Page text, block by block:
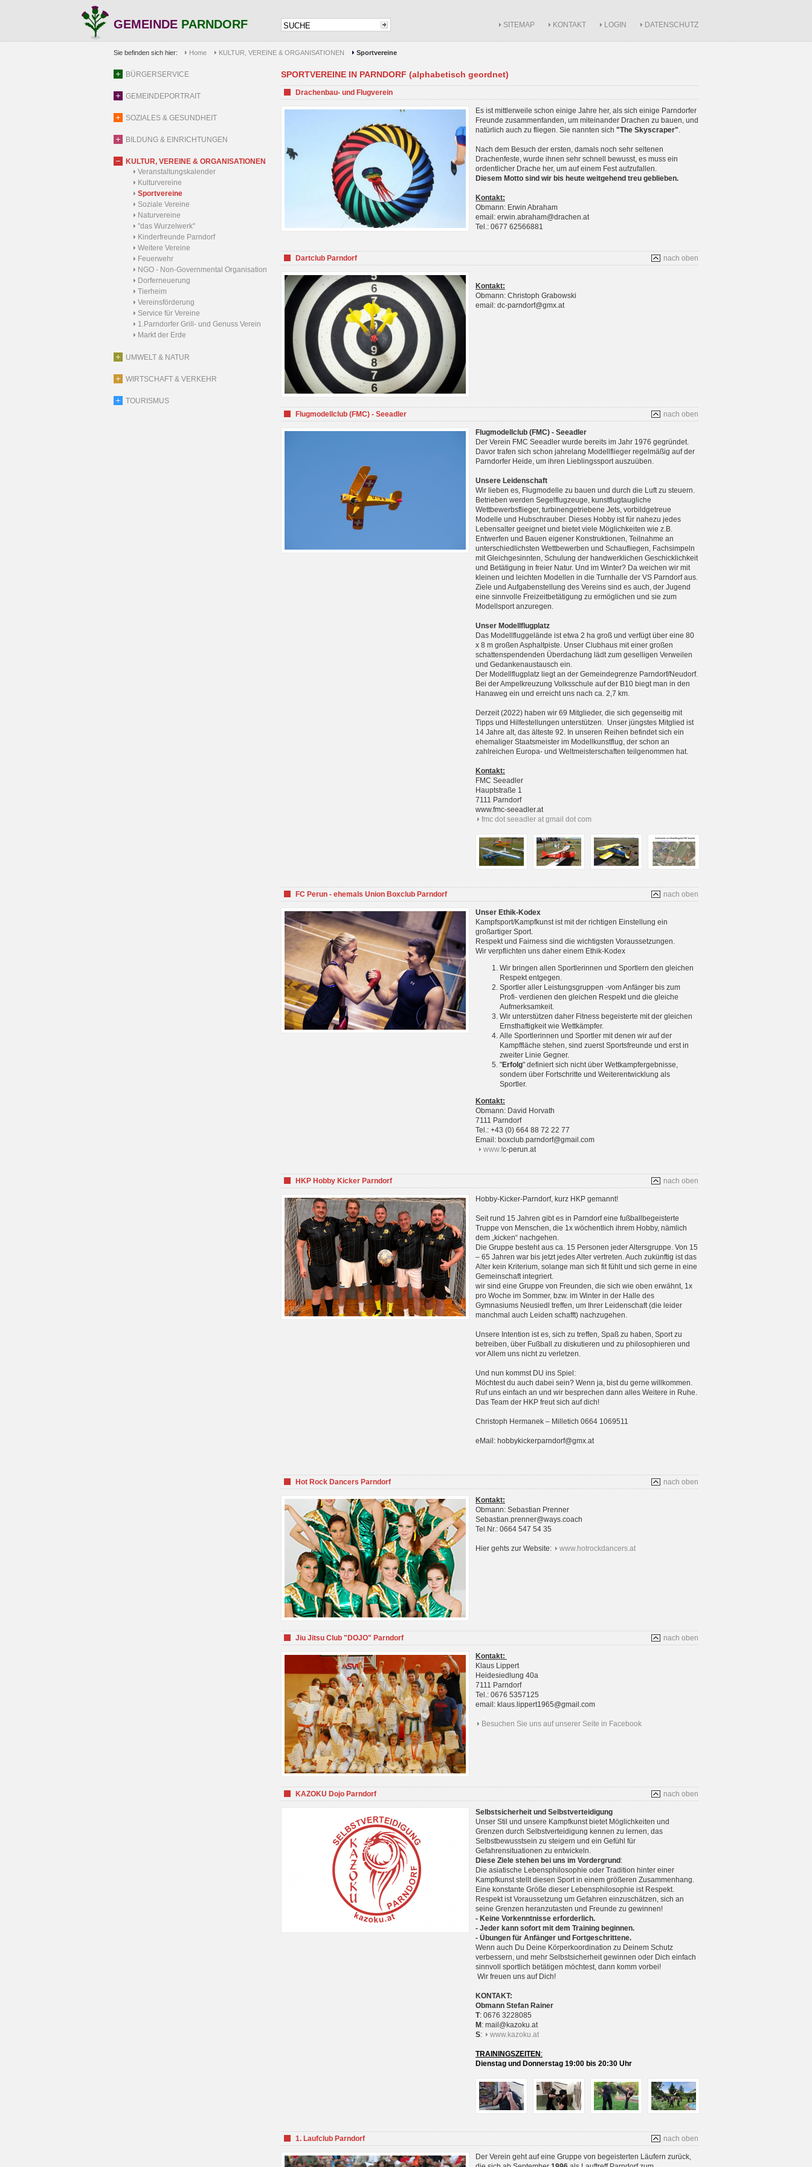
GEMEINDE PARNDORF SITEMAP KONTAKT LOGIN DATENSCHUTZ
Sie befinden sich hier: Home KULTUR, VEREINE & ORGANISATIONEN Sportvereine
BÜRGERSERVICE
GEMEINDEPORTRAIT
SOZIALES & GESUNDHEIT
BILDUNG & EINRICHTUNGEN
KULTUR, VEREINE & ORGANISATIONEN
Veranstaltungskalender
Kulturvereine
Sportvereine
Soziale Vereine
Naturvereine
"das Wurzelwerk"
Kinderfreunde Parndorf
Weitere Vereine
Feuerwehr
NGO - Non-Governmental Organisation
Dorferneuerung
Tierheim
Vereinsförderung
Service für Vereine
1.Parndorfer Grill- und Genuss Verein
Markt der Erde
UMWELT & NATUR
WIRTSCHAFT & VERKEHR
TOURISMUS
SPORTVEREINE IN PARNDORF (alphabetisch geordnet)
Drachenbau- und Flugverein
Es ist mittlerweile schon einige Jahre her, als sich einige Parndorfer
Freunde zusammenfanden, um miteinander Drachen zu bauen, und
natürlich auch zu fliegen. Sie nannten sich "The Skyscraper".
Nach dem Besuch der ersten, damals noch sehr seltenen
Drachenfeste, wurde ihnen sehr schnell bewusst, es muss ein
ordentlicher Drache her, um auf einem Fest aufzufallen.
Diesem Motto sind wir bis heute weitgehend treu geblieben.
Kontakt:
Obmann: Erwin Abraham
email: erwin.abraham@drachen.at
Tel.: 0677 62566881
nach oben
Dartclub Parndorf
Kontakt:
Obmann: Christoph Grabowski
email: dc-parndorf@gmx.at
nach oben
Flugmodellclub (FMC) - Seeadler
Flugmodellclub (FMC) - Seeadler
Der Verein FMC Seeadler wurde bereits im Jahr 1976 gegründet.
Davor trafen sich schon jahrelang Modellflieger regelmäßig auf der
Parndorfer Heide, um ihren Lieblingssport auszuüben.
Unsere Leidenschaft
Wir lieben es, Flugmodelle zu bauen und durch die Luft zu steuern.
Betrieben werden Segelflugzeuge, kunstflugtaugliche
Wettbewerbsflieger, turbinengetriebene Jets, vorbildgetreue
Modelle und Hubschrauber. Dieses Hobby ist für nahezu jedes
Lebensalter geeignet und bietet viele Möglichkeiten wie z.B.
Entwerfen und Bauen eigener Konstruktionen, Teilnahme an
unterschiedlichsten Wettbewerben und Schaufliegen, Fachsimpeln
mit Gleichgesinnten, Schulung der handwerklichen Geschicklichkeit
und Betätigung in freier Natur. Und im Winter? Da weichen wir mit
kleinen und leichten Modellen in die Turnhalle der VS Parndorf aus.
Ziele und Aufgabenstellung des Vereins sind es auch, der Jugend
eine sinnvolle Freizeitbetätigung zu ermöglichen und sie zum
Modellsport anzuregen.
Unser Modellflugplatz
Das Modellfluggelände ist etwa 2 ha groß und verfügt über eine 80
x 8 m großen Asphaltpiste. Unser Clubhaus mit einer großen
schattenspendenden Überdachung lädt zum geselligen Verweilen
und Gedankenaustausch ein.
Der Modellflugplatz liegt an der Gemeindegrenze Parndorf/Neudorf.
Bei der Ampelkreuzung Volksschule auf der B10 biegt man in den
Hanaweg ein und erreicht uns nach ca. 2,7 km.
Derzeit (2022) haben wir 69 Mitglieder, die sich gegenseitig mit
Tipps und Hilfestellungen unterstützen. Unser jüngstes Mitglied ist
14 Jahre alt, das älteste 92. In unseren Reihen befindet sich ein
ehemaliger Staatsmeister im Modellkunstflug, der schon an
zahlreichen Europa- und Weltmeister­schaften teilgenommen hat.
Kontakt:
FMC Seeadler
Hauptstraße 1
7111 Parndorf
www.fmc-seeadler.at
fmc dot seeadler at gmail dot com
nach oben
FC Perun - ehemals Union Boxclub Parndorf
Unser Ethik-Kodex
Kampfsport/Kampfkunst ist mit der richtigen Einstellung ein
großartiger Sport.
Respekt und Fairness sind die wichtigsten Voraussetzungen.
Wir verpflichten uns daher einem Ethik-Kodex
Wir bringen allen Sportlerinnen und Sportlern den gleichen
Respekt entgegen.
Sportler aller Leistungsgruppen -vom Anfänger bis zum
Profi- verdienen den gleichen Respekt und die gleiche
Aufmerksamkeit.
Wir unterstützen daher Fitness begeisterte mit der gleichen
Ernsthaftigkeit wie Wettkämpfer.
Alle Sportlerinnen und Sportler mit denen wir auf der
Kampffläche stehen, sind zuerst Sportsfreunde und erst in
zweiter Linie Gegner.
"Erfolg" definiert sich nicht über Wettkampfergebnisse,
sondern über Fortschritte und Weiterentwicklung als
Sportler.
Kontakt:
Obmann: David Horvath
7111 Parndorf
Tel.: +43 (0) 664 88 72 22 77
Email: boxclub.parndorf@gmail.com
www.fc-perun.at
nach oben
HKP Hobby Kicker Parndorf
Hobby-Kicker-Parndorf, kurz HKP gemannt!
Seit rund 15 Jahren gibt es in Parndorf eine fußballbegeisterte
Truppe von Menschen, die 1x wöchentlich ihrem Hobby, nämlich
dem „kicken“ nachgehen.
Die Gruppe besteht aus ca. 15 Personen jeder Altersgruppe. Von 15
– 65 Jahren war bis jetzt jedes Alter vertreten. Auch zukünftig ist das
Alter kein Kriterium, solange man sich fit fühlt und sich gerne in eine
Gemeinschaft integriert.
wir sind eine Gruppe von Freunden, die sich wie oben erwähnt, 1x
pro Woche im Sommer, bzw. im Winter in der Halle des
Gymnasiums Neusiedl treffen, um Ihrer Leidenschaft (die leider
manchmal auch Leiden schafft) nachzugehen.
Unsere Intention ist es, sich zu treffen, Spaß zu haben, Sport zu
betreiben, über Fußball zu diskutieren und zu philosophieren und
vor Allem uns nicht zu verletzen.
Und nun kommst DU ins Spiel:
Möchtest du auch dabei sein? Wenn ja, bist du gerne willkommen.
Ruf uns einfach an und wir besprechen dann alles Weitere in Ruhe.
Das Team der HKP freut sich auf dich!
Christoph Hermanek – Milletich 0664 1069511
eMail: hobbykickerparndorf@gmx.at
nach oben
Hot Rock Dancers Parndorf
Kontakt:
Obmann: Sebastian Prenner
Sebastian.prenner@ways.coach
Tel.Nr.: 0664 547 54 35
Hier gehts zur Website: www.hotrockdancers.at
nach oben
Jiu Jitsu Club "DOJO" Parndorf
Kontakt:
Klaus Lippert
Heidesiedlung 40a
7111 Parndorf
Tel.: 0676 5357125
email: klaus.lippert1965@gmail.com
Besuchen Sie uns auf unserer Seite in Facebook
nach oben
KAZOKU Dojo Parndorf
Selbstsicherheit und Selbstverteidigung
Unser Stil und unsere Kampfkunst bietet Möglichkeiten und
Grenzen durch Selbstverteidigung kennen zu lernen, das
Selbstbewusstsein zu steigern und ein Gefühl für
Gefahrensituationen zu entwickeln.
Diese Ziele stehen bei uns im Vordergrund :
Die asiatische Lebensphilosophie oder Tradition hinter einer
Kampfkunst stellt diesen Sport in einem größeren Zusammenhang.
Eine konstante Größe dieser Lebensphilosophie ist Respekt.
Respekt ist Voraussetzung um Gefahren einzuschätzen, sich an
seine Grenzen heranzutasten und Freunde zu gewinnen!
- Keine Vorkenntnisse erforderlich.
- Jeder kann sofort mit dem Training beginnen.
- Übungen für Anfänger und Fortgeschrittene.
Wenn auch Du Deine Körperkoordination zu Deinem Schutz
verbessern, und mehr Selbstsicherheit gewinnen oder Dich einfach
sinnvoll sportlich betätigen möchtest, dann komm vorbei!
Wir freuen uns auf Dich!
KONTAKT:
Obmann Stefan Rainer
T: 0676 3228085
M : mail@kazoku.at
S: www.kazoku.at
TRAININGSZEITEN :
Dienstag und Donnerstag 19:00 bis 20:30 Uhr
nach oben
1. Laufclub Parndorf
Der Verein geht auf eine Gruppe von begeisterten Läufern zurück,